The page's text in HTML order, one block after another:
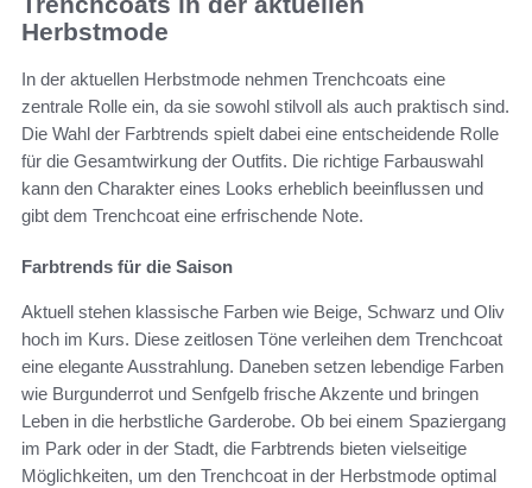
Herbstmode
In der aktuellen Herbstmode nehmen Trenchcoats eine
zentrale Rolle ein, da sie sowohl stilvoll als auch praktisch sind.
Die Wahl der Farbtrends spielt dabei eine entscheidende Rolle
für die Gesamtwirkung der Outfits. Die richtige Farbauswahl
kann den Charakter eines Looks erheblich beeinflussen und
gibt dem Trenchcoat eine erfrischende Note.
Farbtrends für die Saison
Aktuell stehen klassische Farben wie Beige, Schwarz und Oliv
hoch im Kurs. Diese zeitlosen Töne verleihen dem Trenchcoat
eine elegante Ausstrahlung. Daneben setzen lebendige Farben
wie Burgunderrot und Senfgelb frische Akzente und bringen
Leben in die herbstliche Garderobe. Ob bei einem Spaziergang
im Park oder in der Stadt, die Farbtrends bieten vielseitige
Möglichkeiten, um den Trenchcoat in der Herbstmode optimal